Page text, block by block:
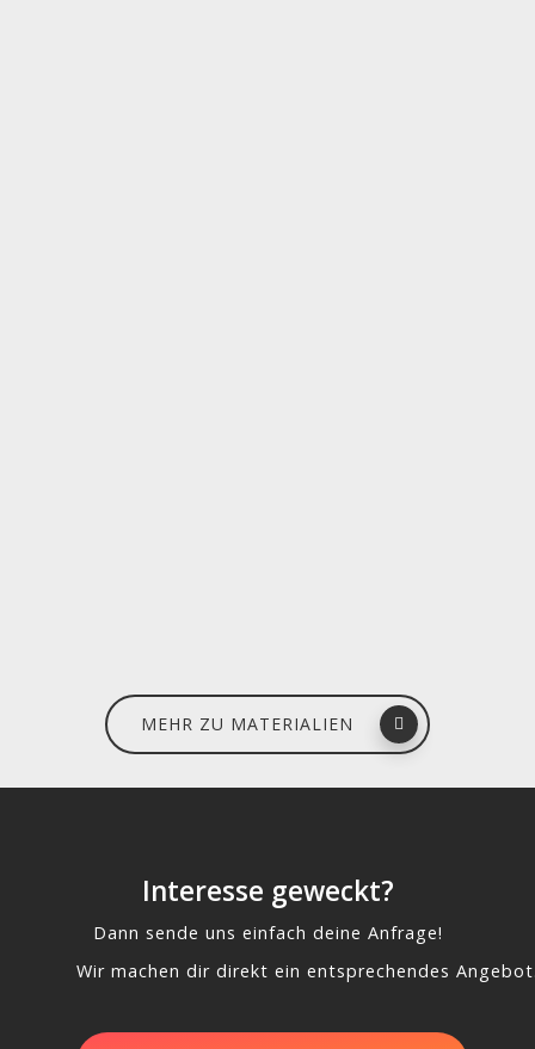
MEHR ZU MATERIALIEN
Interesse geweckt?
Dann sende uns einfach deine Anfrage!
Wir machen dir direkt ein entsprechendes